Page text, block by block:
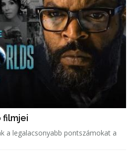
filmjei
a legalacsonyabb pontszámokat a